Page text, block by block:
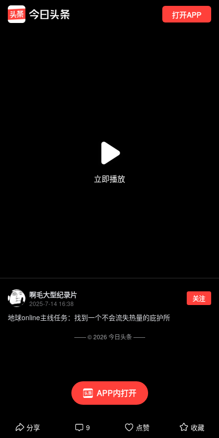
打开APP
APP内打开
啊毛大型纪录片
2025-7-14 16:38
关注
地球online主线任务：找到一个不会流失热量的庇护所
分享 9 点赞 收藏
—— ©2026 今日头条——